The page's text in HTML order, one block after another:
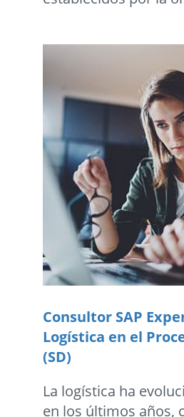
Consultor SAP
Logística en el
(SD)
La logística ha
en los últimos años,